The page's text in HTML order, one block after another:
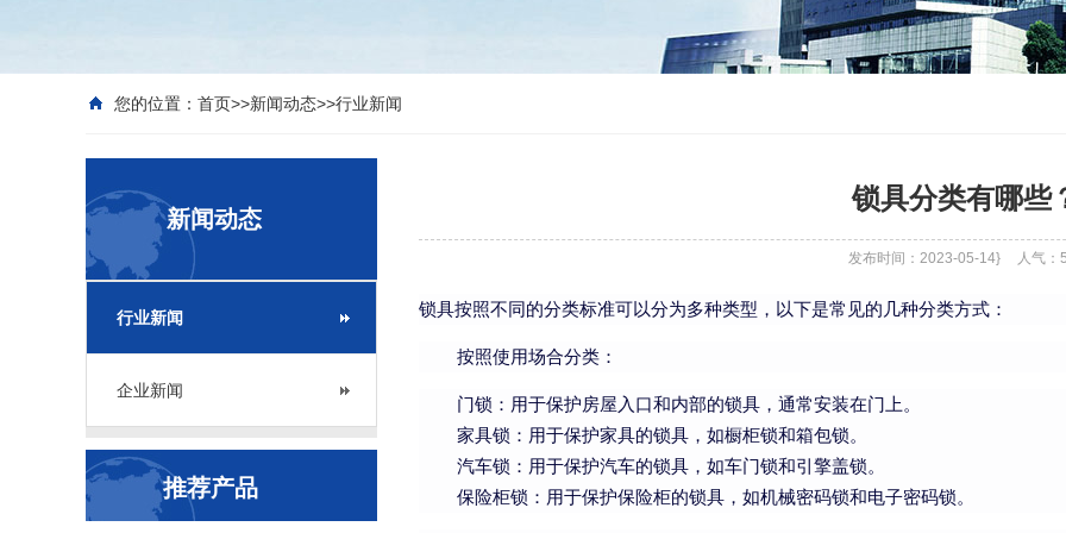
您的位置： 首页>>新闻动态>>行业新闻
新闻动态
行业新闻
企业新闻
推荐产品
锁具分类有哪些
发布时间：2023-05-14} 人气：
锁具按照不同的分类标准可以分为多种类型，以下是常见的几种分类方式：
按照使用场合分类：
门锁：用于保护房屋入口和内部的锁具，通常安装在门上。
家具锁：用于保护家具的锁具，如橱柜锁和箱包锁。
汽车锁：用于保护汽车的锁具，如车门锁和引擎盖锁。
保险柜锁：用于保护保险柜的锁具，如机械密码锁和电子密码锁。